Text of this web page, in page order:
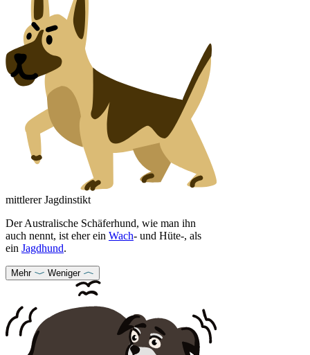
mittlerer Jagdinstikt
Der Australische Schäferhund, wie man ihn
auch nennt, ist eher ein Wach- und Hüte-, als
ein Jagdhund.
Mehr Weniger